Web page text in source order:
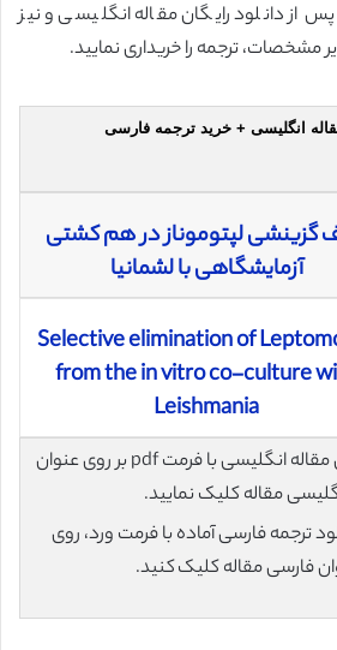
از دانلود رایگان مقاله انگلیسی و نیز
مشخصات، ترجمه را خریداری نمایید.
انگلیسی + خرید ترجمه فارسی
گزینشی لپتوموناز در هم کشتی
آزمایشگاهی با لشمانیا
Selective elimination of
from the in vitro co-culture
Leishmania
برای دانلود رایگان مقاله انگلیسی با فرمت pdf بر روی عنوان
مقاله کلیک نمایید.
ترجمه فارسی آماده با فرمت ورد، روی
فارسی مقاله کلیک کنید.